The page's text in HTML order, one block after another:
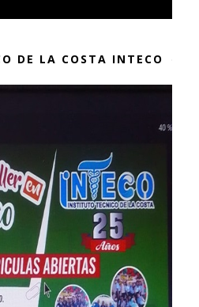
DE LA COSTA INTECO